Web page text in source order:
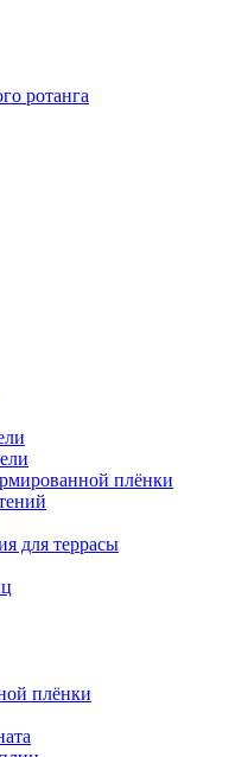
ротанга
плёнки
для террасы
плёнки